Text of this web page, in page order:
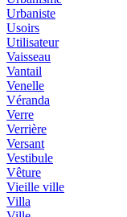
Urbaniste
Usoirs
Utilisateur
Vaisseau
Vantail
Venelle
Véranda
Verre
Verrière
Versant
Vestibule
Vêture
Vieille ville
Villa